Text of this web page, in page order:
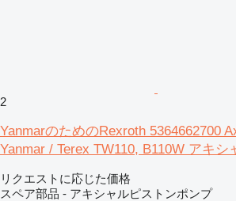
2
YanmarのためのRexroth 5364662700
Yanmar / Terex TW110, B110W アキ
リクエストに応じた価格
スペア部品 - アキシャルピストンポンプ